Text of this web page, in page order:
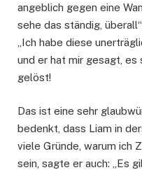
angeblich gegen eine
sehe das ständig,
„Ich habe diese
und er hat mir gesagt, es
gelöst!
Das ist eine sehr
bedenkt, dass Liam in
viele Gründe, warum ich
sein, sagte er auch: „Es